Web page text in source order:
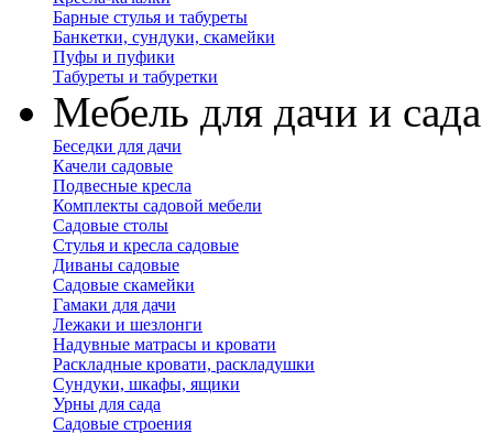
Барные стулья и табуреты
Банкетки, сундуки, скамейки
Пуфы и пуфики
Табуреты и табуретки
Мебель для дачи и сада
Беседки для дачи
Качели садовые
Подвесные кресла
Комплекты садовой мебели
Садовые столы
Стулья и кресла садовые
Диваны садовые
Садовые скамейки
Гамаки для дачи
Лежаки и шезлонги
Надувные матрасы и кровати
Раскладные кровати, раскладушки
Сундуки, шкафы, ящики
Урны для сада
Садовые строения